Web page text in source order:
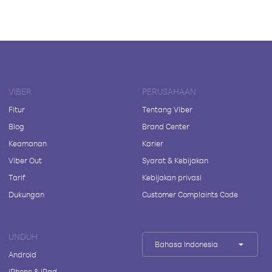
VIBER
Fitur
Blog
Keamanan
Viber Out
Tarif
Dukungan
PERUSAHAAN
Tentang Viber
Brand Center
Karier
Syarat & Kebijakan
Kebijakan privasi
Customer Complaints Code
UNDUH
Android
Bahasa Indonesia